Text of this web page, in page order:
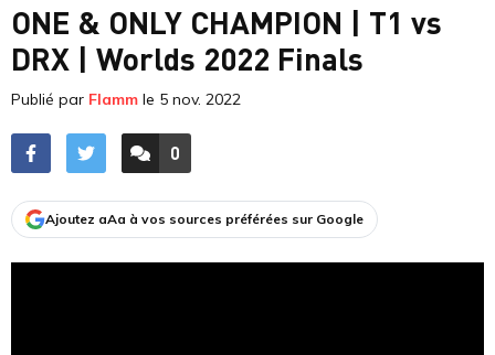
ONE & ONLY CHAMPION | T1 vs
DRX | Worlds 2022 Finals
Publié par Flamm le 5 nov. 2022
ACCÉDER AUX
0
COMMENTAIRES
Ajoutez aAa à vos sources préférées sur Google